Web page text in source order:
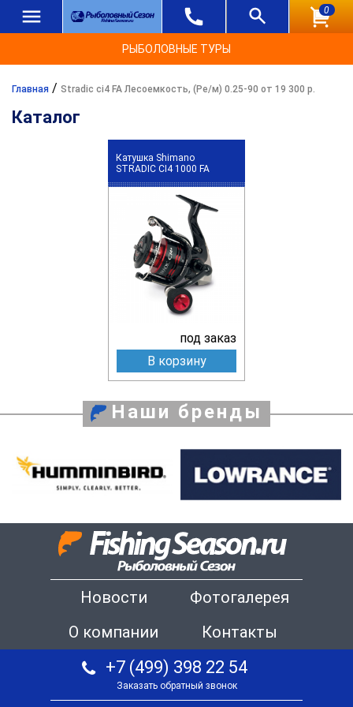
0
РЫБОЛОВНЫЕ ТУРЫ
Главная / Stradic ci4 FA Лесоемкость, (Ре/м) 0.25-90 от 19 300 р.
Каталог
Катушка Shimano
STRADIC CI4 1000 FA
под заказ
В корзину
Наши бренды
Новости
Фотогалерея
О компании
Контакты
+7 (499) 398 22 54
Заказать обратный звонок